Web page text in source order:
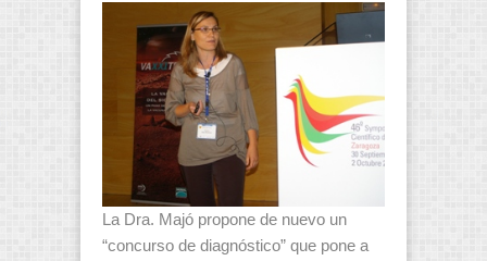
La Dra. Majó propone de nuevo un
“concurso de diagnóstico” que pone a